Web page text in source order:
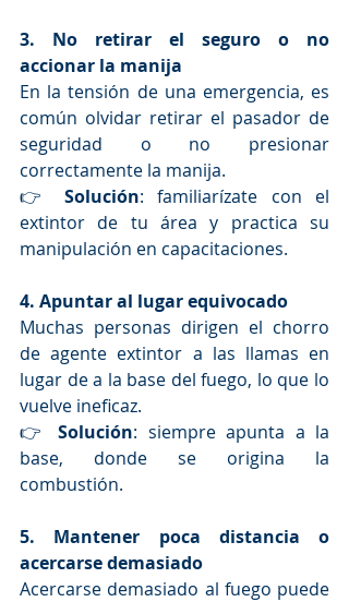
3. No retirar el seguro o no
accionar la manija
En la tensión de una emergencia, es
común olvidar retirar el pasador de
seguridad o no presionar
correctamente la manija.
👉 Solución: familiarízate con el
extintor de tu área y practica su
manipulación en capacitaciones.
4. Apuntar al lugar equivocado
Muchas personas dirigen el chorro
de agente extintor a las llamas en
lugar de a la base del fuego, lo que lo
vuelve ineficaz.
👉 Solución: siempre apunta a la
base, donde se origina la
combustión.
5. Mantener poca distancia o
acercarse demasiado
Acercarse demasiado al fuego puede